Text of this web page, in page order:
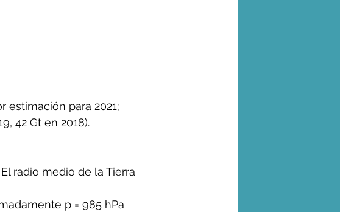
estimación para 2021;
42 Gt en 2018).
radio medio de la Tierra
p = 985 hPa